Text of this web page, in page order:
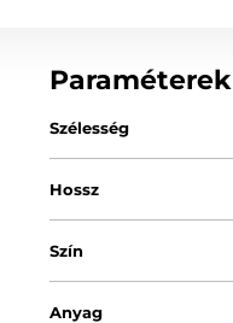
Paraméterek
Szélesség
Hossz
Szín
Anyag